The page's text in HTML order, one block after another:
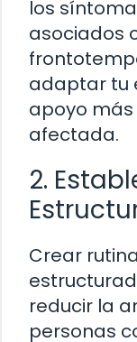
los
asociados
adaptar tu
apoyo
afectada.
2.
Crear
reducir la
personas